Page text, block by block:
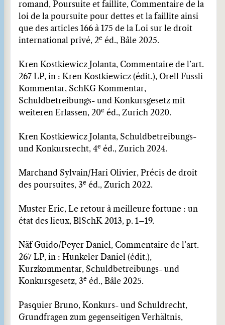
romand, Poursuite et faillite, Commentaire de la
loi de la poursuite pour dettes et la faillite ainsi
que des articles 166 à 175 de la Loi sur le droit
international privé, 2e éd., Bâle 2025.
Kren Kostkiewicz Jolanta, Commentaire de l’art.
267 LP, in : Kren Kostkiewicz (édit.), Orell Füssli
Kommentar, SchKG Kommentar,
Schuldbetreibungs- und Konkursgesetz mit
weiteren Erlassen, 20e éd., Zurich 2020.
Kren Kostkiewicz Jolanta, Schuldbetreibungs-
und Konkursrecht, 4e éd., Zurich 2024.
Marchand Sylvain/Hari Olivier, Précis de droit
des poursuites, 3e éd., Zurich 2022.
Muster Eric, Le retour à meilleure fortune : un
état des lieux, BlSchK 2013, p. 1–19.
Näf Guido/Peyer Daniel, Commentaire de l’art.
267 LP, in : Hunkeler Daniel (édit.),
Kurzkommentar, Schuldbetreibungs- und
Konkursgesetz, 3e éd., Bâle 2025.
Pasquier Bruno, Konkurs- und Schuldrecht,
Grundfragen zum gegenseitigen Verhältnis,